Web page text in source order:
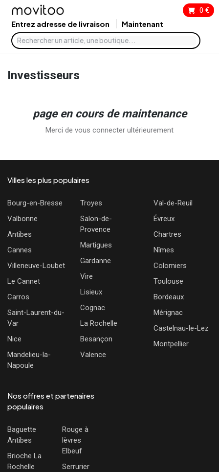
Entrez adresse de livraison Maintenant
0 €
Investisseurs
page en cours de maintenance
Merci de vous connecter ultérieurement
Villes les plus populaires
Bourg-en-Bresse
Valbonne
Antibes
Cannes
Villeneuve-Loubet
Le Cannet
Carros
Saint-Laurent-du-
Var
Nice
Mandelieu-la-
Napoule
Troyes
Salon-de-
Provence
Martigues
Gardanne
Vire
Lisieux
Cognac
La Rochelle
Besançon
Valence
Val-de-Reuil
Évreux
Chartres
Nîmes
Colomiers
Toulouse
Bordeaux
Mérignac
Castelnau-le-Lez
Montpellier
Nos offres et partenaires
populaires
Baguette
Antibes
Brioche La
Rochelle
Rouge à
lèvres
Elbeuf
Serrurier